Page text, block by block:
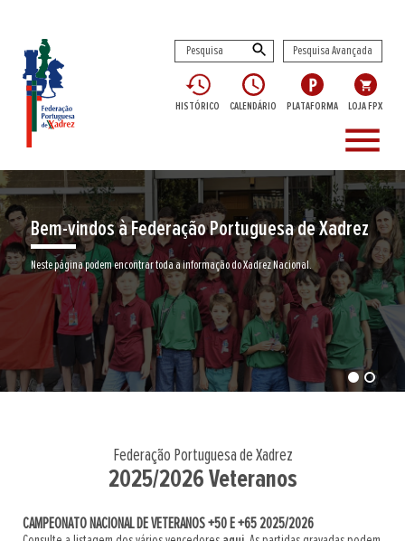
Pesquisa Avançada
HISTÓRICO CALENDÁRIO PLATAFORMA LOJA FPX
menu
Portuguesa de Xadrez
a informação do Xadrez Nacional.
Encontre aqui o
Junte-se a nós neste jogo milenar
Federação Portuguesa de Xadrez
2025/2026 Veteranos
CAMPEONATO NACIONAL DE VETERANOS +50 E +65 2025/2026